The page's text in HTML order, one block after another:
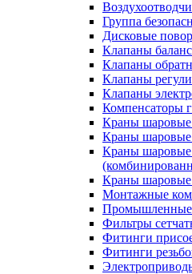
Группа
Дисковые
Клапаны
Клапаны
Клапаны
Клапаны
Компенсаторы
Краны шаровые
Краны шаровые
Краны шаровые
Краны шаровые
Монтажные
Промышленные
Фильтры
Фитинги
Фитинги